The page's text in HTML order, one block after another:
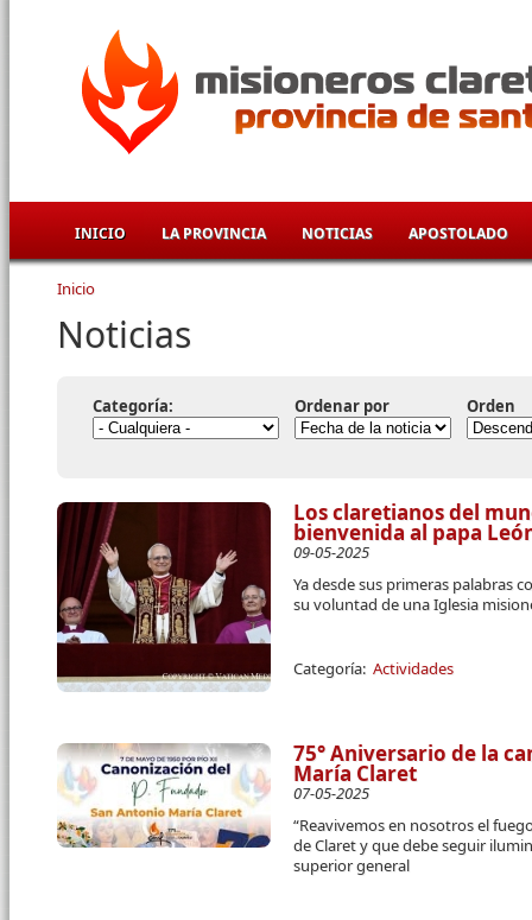
INICIO LA PROVINCIA NOTICIAS APOSTOLADO
Se encuentra usted aquí
Inicio
Noticias
Categoría: Ordenar por Orden
Los claretianos del
bienvenida al papa
09-05-2025
Ya desde sus primeras palabras
su voluntad de una Iglesia
Categoría: Actividades
75° Aniversario de la
María Claret
07-05-2025
“Reavivemos en nosotros el
de Claret y que debe seguir
superior general